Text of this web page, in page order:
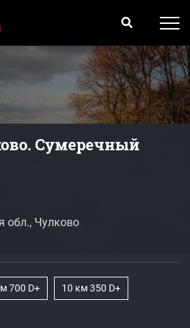
Сумеречный
обл., Чулково
700 D+ 10 км 350 D+